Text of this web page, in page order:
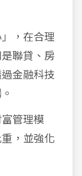
，在合理
聯貸、房
金融科技
富管理模
，並強化